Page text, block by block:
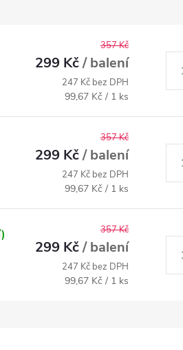
357 Kč
299 Kč/ balení
247 Kč bez DPH
Měrná
cena:
99,67 Kč / 1 ks
357 Kč
299 Kč/ balení
247 Kč bez DPH
Měrná
cena:
99,67 Kč / 1 ks
357 Kč
299 Kč/ balení
247 Kč bez DPH
Měrná
99,67 Kč / 1 ks